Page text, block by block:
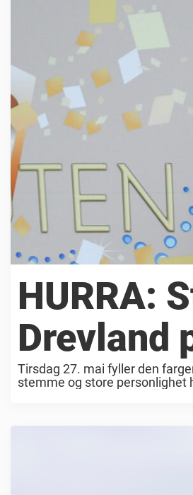
HURRA:
Drevland
Tirsdag 27. mai fyller den
stemme og store personlighet